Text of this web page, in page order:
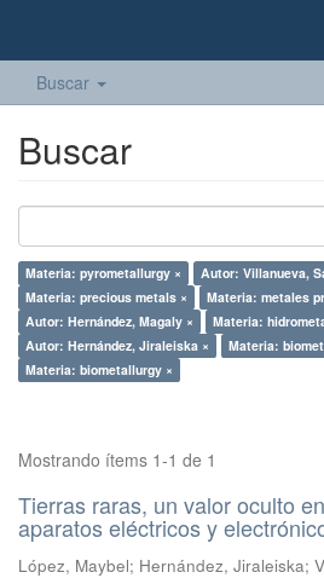
Buscar
Buscar
Materia: pyrometallurgy ×
Autor: Villanueva,
Materia: precious metals ×
Materia: metales
Autor: Hernández, Magaly ×
Materia:
Autor: Hernández, Jiraleiska ×
Materia:
Materia: biometallurgy ×
Mostrando ítems 1-1 de 1
Tierras raras, un valor oculto
aparatos eléctricos y
López, Maybel; Hernández, Jiraleiska;